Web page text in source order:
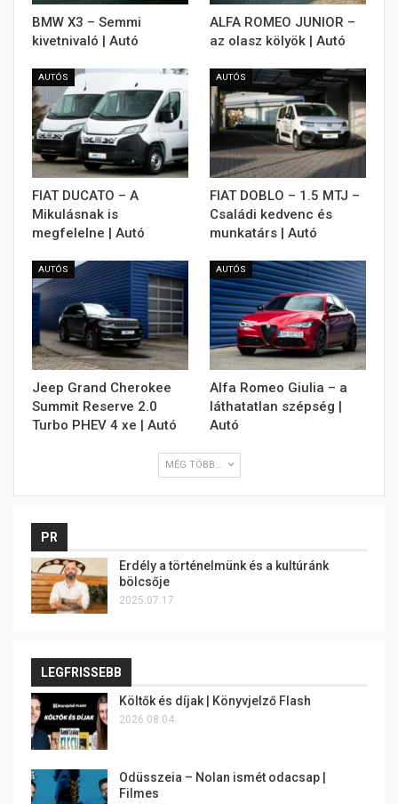
BMW X3 – Semmi
kivetnivaló | Autó
ALFA ROMEO JUNIOR –
az olasz kölyök | Autó
AUTÓS
FIAT DUCATO – A
Mikulásnak is
megfelelne | Autó
AUTÓS
FIAT DOBLO – 1.5 MTJ –
Családi kedvenc és
munkatárs | Autó
AUTÓS
Jeep Grand Cherokee
Summit Reserve 2.0
Turbo PHEV 4 xe | Autó
AUTÓS
Alfa Romeo Giulia – a
láthatatlan szépség |
Autó
MÉG TÖBB...
PR
Erdély a történelmünk és a kultúránk
bölcsője
2025.07.17.
LEGFRISSEBB
Költők és díjak | Könyvjelző Flash
2026.08.04.
Odüsszeia – Nolan ismét odacsap |
Filmes